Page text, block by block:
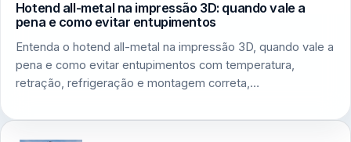
Hotend all-metal na impressão 3D: quando vale a
pena e como evitar entupimentos
Entenda o hotend all-metal na impressão 3D, quando vale a
pena e como evitar entupimentos com temperatura,
retração, refrigeração e montagem correta,…